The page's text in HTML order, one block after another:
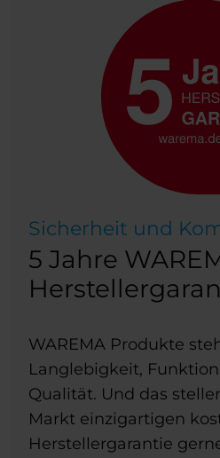
Sicherheit und
5 Jahre
WAREMA Produkte
Langlebigkeit,
Qualität. Und das
Markt einzigartigen
Herstellergarantie